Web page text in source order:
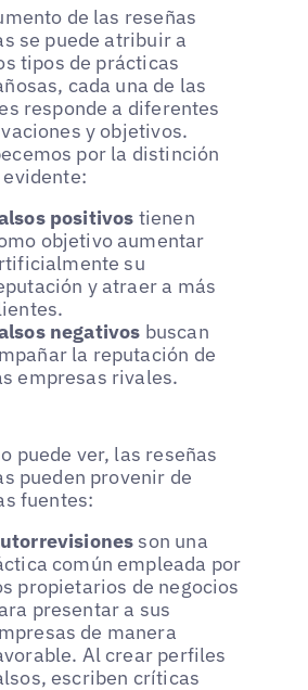
de las reseñas
se puede atribuir a
tipos de prácticas
cada una de las
responde a diferentes
y objetivos.
por la distinción
evidente:
positivos tienen
objetivo aumentar
su
y atraer a más
negativos buscan
la reputación de
empresas rivales.
puede ver, las reseñas
pueden provenir de
fuentes:
son una
común empleada por
propietarios de negocios
presentar a sus
de manera
Al crear perfiles
escriben críticas